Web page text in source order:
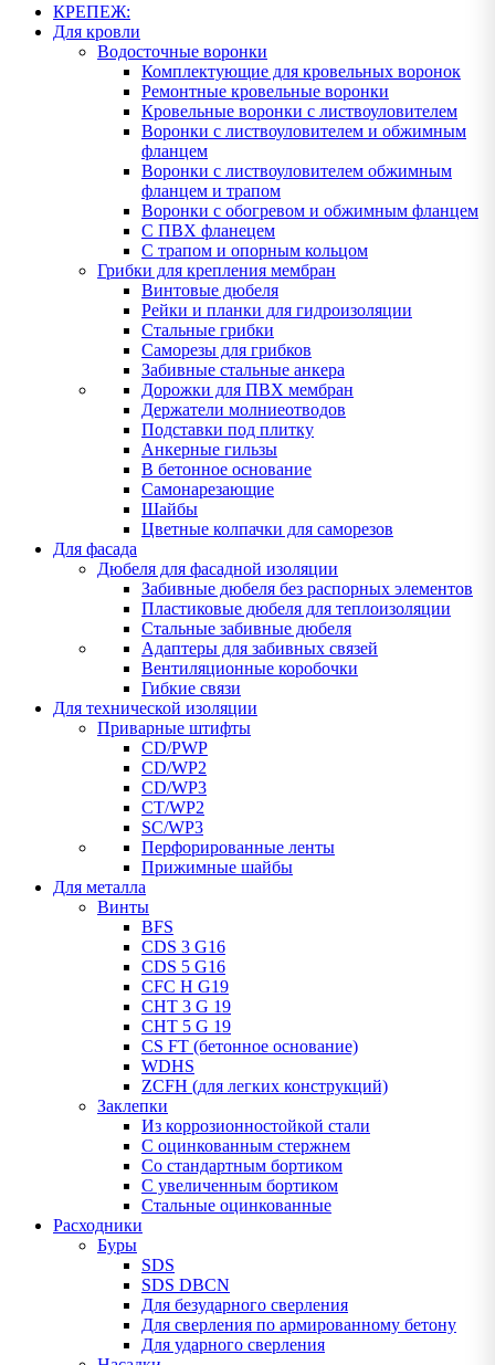
КРЕПЕЖ:
Для кровли
Водосточные воронки
Комплектующие для кровельных воронок
Ремонтные кровельные воронки
Кровельные воронки с листвоуловителем
Воронки с листвоуловителем и обжимным
фланцем
Воронки с листвоуловителем обжимным
фланцем и трапом
Воронки с обогревом и обжимным фланцем
С ПВХ фланецем
С трапом и опорным кольцом
Грибки для крепления мембран
Винтовые дюбеля
Рейки и планки для гидроизоляции
Стальные грибки
Саморезы для грибков
Забивные стальные анкера
Дорожки для ПВХ мембран
Держатели молниеотводов
Подставки под плитку
Анкерные гильзы
В бетонное основание
Самонарезающие
Шайбы
Цветные колпачки для саморезов
Для фасада
Дюбеля для фасадной изоляции
Забивные дюбеля без распорных элементов
Пластиковые дюбеля для теплоизоляции
Стальные забивные дюбеля
Адаптеры для забивных связей
Вентиляционные коробочки
Гибкие связи
Для технической изоляции
Приварные штифты
CD/PWP
CD/WP2
CD/WP3
CT/WP2
SC/WP3
Перфорированные ленты
Прижимные шайбы
Для металла
Винты
BFS
CDS 3 G16
CDS 5 G16
CFC H G19
CHT 3 G 19
CHT 5 G 19
CS FT (бетонное основание)
WDHS
ZCFH (для легких конструкций)
Заклепки
Из коррозионностойкой стали
С оцинкованным стержнем
Со стандартным бортиком
С увеличенным бортиком
Стальные оцинкованные
Расходники
Буры
SDS
SDS DBCN
Для безударного сверления
Для сверления по армированному бетону
Для ударного сверления